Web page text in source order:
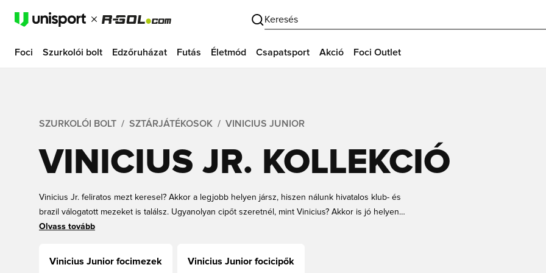
Keresés
Foci Szurkolói bolt Edzőruházat Futás Életmód Csapatsport Akció Foci Outlet
SZURKOLÓI BOLT SZTÁRJÁTÉKOSOK VINICIUS JUNIOR
VINICIUS JR. KOLLEKCIÓ
Vinicius Jr. feliratos mezt keresel? Akkor a legjobb helyen jársz, hiszen nálunk hivatalos klub- és
brazil válogatott mezeket is találsz. Ugyanolyan cipőt szeretnél, mint Vinicius? Akkor is jó helyen
jársz, mert nálunk megtalálod azokat a cipőket, amiket Vinicius Jr. is visel, miközben sorra szedi
megmutasd a brazil szupersztár iránti rajongásodat!
Olvass tovább
Vinicius Junior focimezek Vinicius Junior focicipők